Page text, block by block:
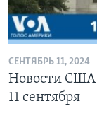
Learning English
СОЦИАЛЬНЫЕ СЕТИ
СЕНТЯБРЬ 11, 2024
Новости США
11 сентября